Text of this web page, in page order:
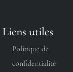
Liens utiles
Politique de
confidentialité